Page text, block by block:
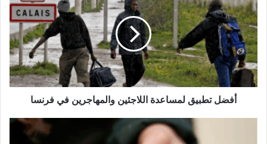
لمساعدة
اللاجئين
والمهاجرين
في
فرنسا
أفضل تطبيق لمساعدة اللاجئين والمهاجرين في فرنسا